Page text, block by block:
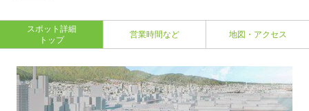
スポット詳細
トップ
営業時間など 地図・アクセス